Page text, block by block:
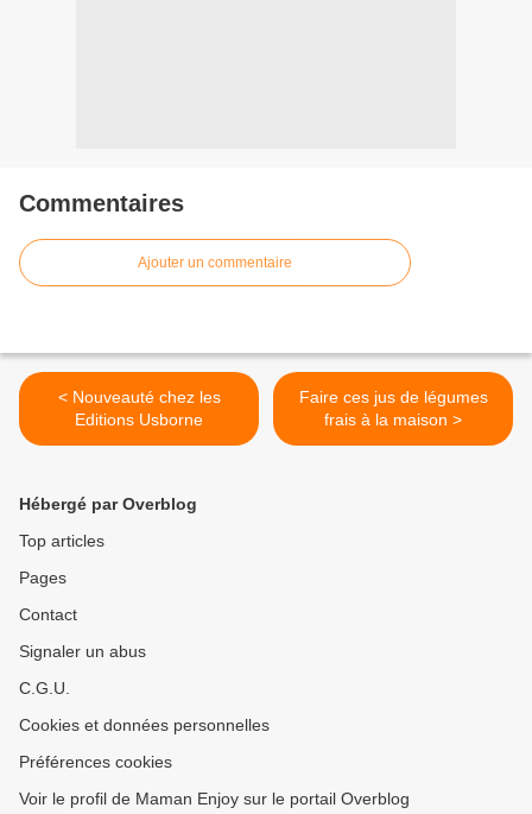
Commentaires
Ajouter un commentaire
< Nouveauté chez les
Editions Usborne
Faire ces jus de légumes
frais à la maison >
Hébergé par Overblog
Top articles
Pages
Contact
Signaler un abus
C.G.U.
Cookies et données personnelles
Préférences cookies
Voir le profil de Maman Enjoy sur le portail Overblog